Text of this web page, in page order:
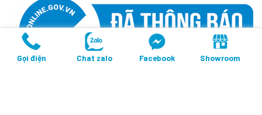
Gọi điện Chat zalo Facebook Showroom